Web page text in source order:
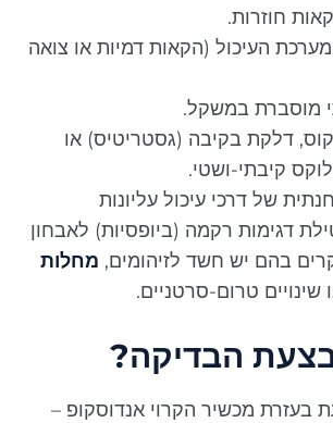
חוזרות.
העיכול (הקאות דמיות או צואה
במשקל.
דלקת בקיבה (גסטריטיס) או
קיבתי-ושטי.
של דרכי עיכול עליונות
דגימות רקמה (ביופסיות) לאבחון
בהם יש חשד לזיהומים,מחלות
טרום-סרטניים.
הבדיקה?
מכשיר הקרוי אנדוסקופ –